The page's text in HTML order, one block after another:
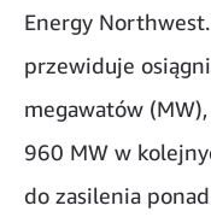
Energy
przewiduje
megawatów
960 MW w
do zasilenia